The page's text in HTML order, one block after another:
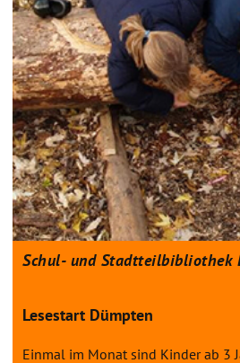
Schul- und Stadtteilbibliothek
Lesestart Dümpten
Einmal im Monat sind Kinder ab 3